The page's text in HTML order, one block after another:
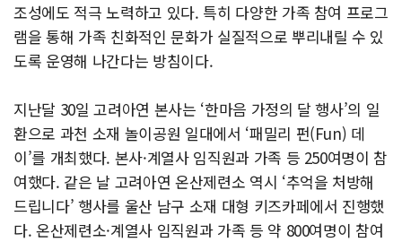
조성에도 적극 노력하고 있다. 특히 다양한 가족 참여 프로그
램을 통해 가족 친화적인 문화가 실질적으로 뿌리내릴 수 있
도록 운영해 나간다는 방침이다.
지난달 30일 고려아연 본사는 ‘한마음 가정의 달 행사’의 일
환으로 과천 소재 놀이공원 일대에서 ‘패밀리 펀(Fun) 데
이’를 개최했다. 본사·계열사 임직원과 가족 등 250여명이 참
여했다. 같은 날 고려아연 온산제련소 역시 ‘추억을 처방해
드립니다’ 행사를 울산 남구 소재 대형 키즈카페에서 진행했
다. 온산제련소·계열사 임직원과 가족 등 약 800여명이 참여